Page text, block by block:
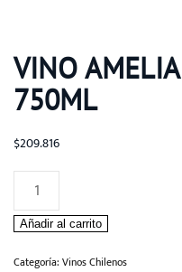
VINO
750ML
$209.816
VINO
AMELIA
CHARDONNAY
750ML
Añadir al carrito
Categoría: Vinos Chilenos